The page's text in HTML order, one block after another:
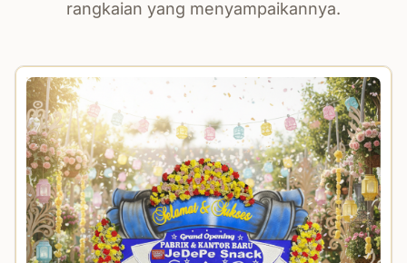
rangkaian yang menyampaikannya.